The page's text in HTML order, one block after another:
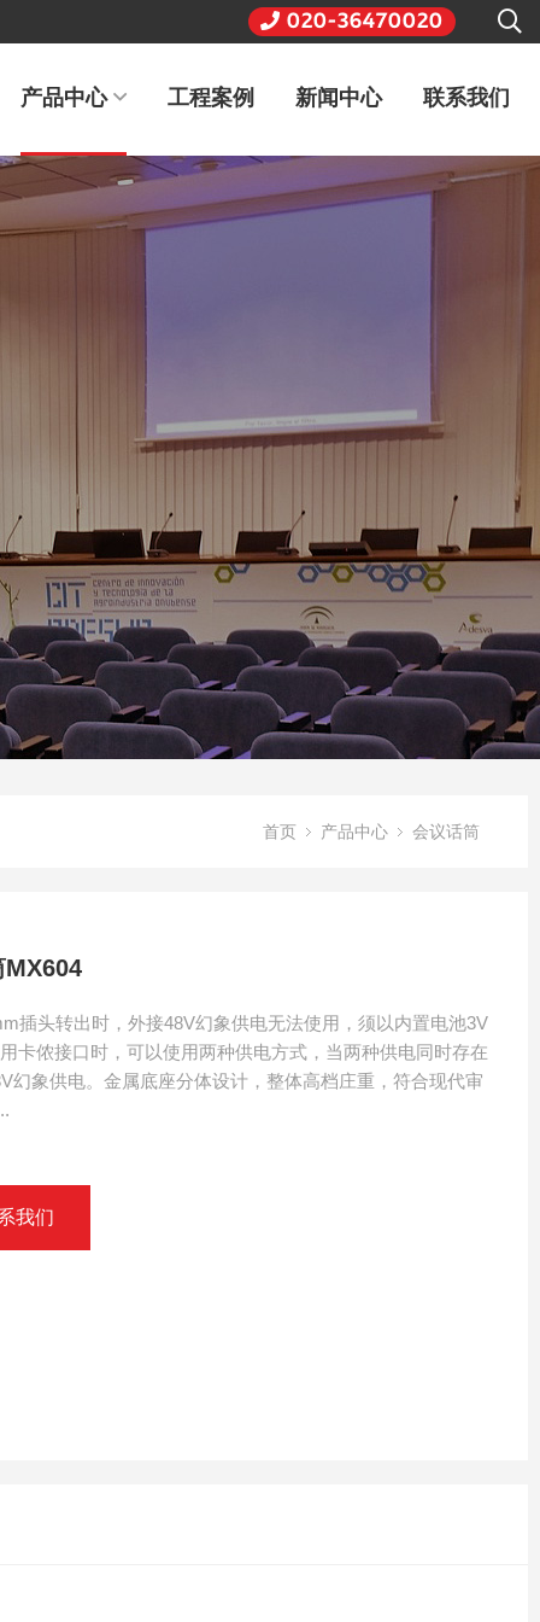
020-36470020
产品中心 工程案例 新闻中心 联系我们
首页 产品中心 会议话筒
插头转出时，外接48V幻象供电无法使用，须以内置电池3V
卡侬接口时，可以使用两种供电方式，当两种供电同时存在
幻象供电。金属底座分体设计，整体高档庄重，符合现代审
我们